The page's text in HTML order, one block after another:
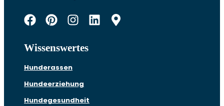
Wissenswertes
Hunderassen
Hundeerziehung
Hundegesundheit